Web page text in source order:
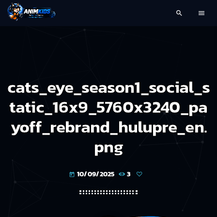
search menu
cats_eye_season1_social_s
tatic_16x9_5760x3240_pa
yoff_rebrand_hulupre_en.
png
today 10/09/2025 3